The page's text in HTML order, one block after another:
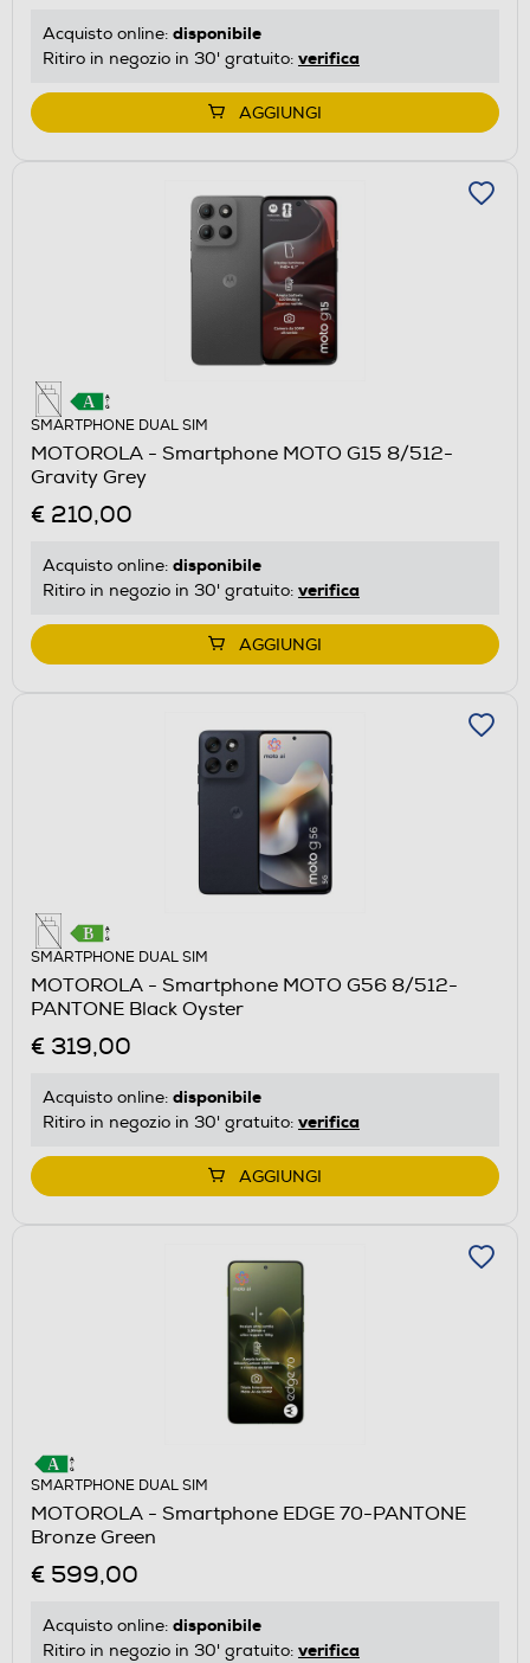
Acquisto online: disponibile
Ritiro in negozio in 30' gratuito: verifica
AGGIUNGI
SMARTPHONE DUAL SIM
MOTOROLA - Smartphone MOTO G15 8/512-
Gravity Grey
€ 210,00
Acquisto online: disponibile
Ritiro in negozio in 30' gratuito: verifica
AGGIUNGI
SMARTPHONE DUAL SIM
MOTOROLA - Smartphone MOTO G56 8/512-
PANTONE Black Oyster
€ 319,00
Acquisto online: disponibile
Ritiro in negozio in 30' gratuito: verifica
AGGIUNGI
SMARTPHONE DUAL SIM
MOTOROLA - Smartphone EDGE 70-PANTONE
Bronze Green
€ 599,00
Acquisto online: disponibile
Ritiro in negozio in 30' gratuito: verifica